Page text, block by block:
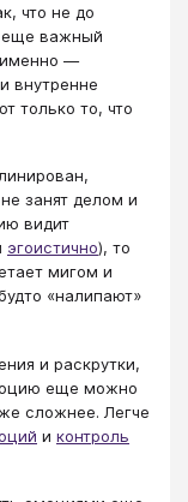
что не до
еще важный
именно —
и внутренне
только то, что
занят делом и
видит
эгоистично), то
мигом и
«налипают»
и раскрутки,
еще можно
сложнее. Легче
и контроль